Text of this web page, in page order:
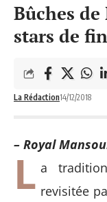
Bûches de
stars de
La Rédaction14/12/2018
– Royal
L a
revisitée